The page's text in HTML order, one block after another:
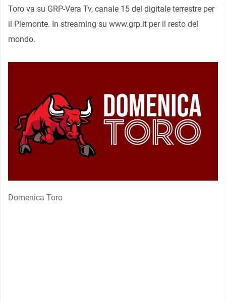
Toro va su GRP-Vera Tv, canale 15 del digitale terrestre per
il Piemonte. In streaming su www.grp.it per il resto del
mondo.
Domenica Toro